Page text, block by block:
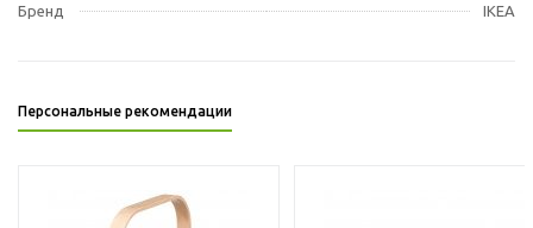
Бренд IKEA
Персональные рекомендации